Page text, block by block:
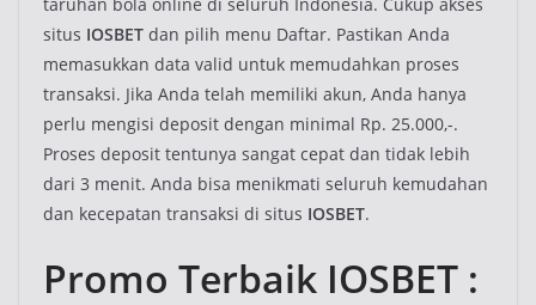
situs IOSBET dan pilih menu Daftar. Pastikan Anda
memasukkan data valid untuk memudahkan proses
transaksi. Jika Anda telah memiliki akun, Anda hanya
perlu mengisi deposit dengan minimal Rp. 25.000,-.
Proses deposit tentunya sangat cepat dan tidak lebih
dari 3 menit. Anda bisa menikmati seluruh kemudahan
dan kecepatan transaksi di situs IOSBET.
Promo Terbaik IOSBET :